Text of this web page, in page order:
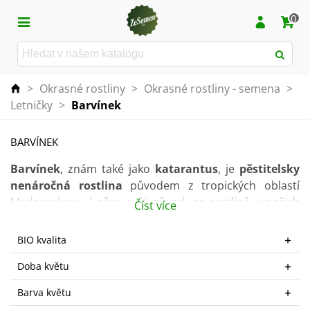
0
> Okrasné rostliny > Okrasné rostliny - semena >
Letničky > Barvínek
BARVÍNEK
Barvínek, znám také jako katarantus, je pěstitelsky
nenáročná rostlina původem z tropických oblastí
Madagaskaru. I přes svůj původ, se rostlině v našich
domovině se jedná o trvalku, u nás se pěstuje spíše
jakoletnička.
Hodí se k pěstování nejenna okrajem záhonku, ale
takédotruhlíku
. Kromě toho lze
Číst více
BIO kvalita
Doba květu
Barva květu